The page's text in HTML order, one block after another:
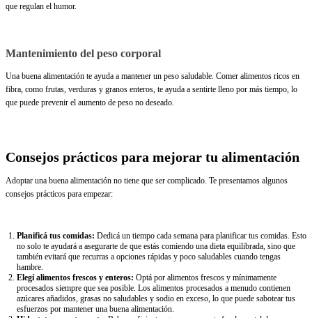
que regulan el humor.
Mantenimiento del peso corporal
Una buena alimentación te ayuda a mantener un peso saludable. Comer alimentos ricos en
fibra, como frutas, verduras y granos enteros, te ayuda a sentirte lleno por más tiempo, lo
que puede prevenir el aumento de peso no deseado.
Consejos prácticos para mejorar tu alimentación
Adoptar una buena alimentación no tiene que ser complicado. Te presentamos algunos
consejos prácticos para empezar:
Planificá tus comidas: Dedicá un tiempo cada semana para planificar tus comidas. Esto
no solo te ayudará a asegurarte de que estás comiendo una dieta equilibrada, sino que
también evitará que recurras a opciones rápidas y poco saludables cuando tengas
hambre.
Elegí alimentos frescos y enteros: Optá por alimentos frescos y mínimamente
procesados siempre que sea posible. Los alimentos procesados a menudo contienen
azúcares añadidos, grasas no saludables y sodio en exceso, lo que puede sabotear tus
esfuerzos por mantener una buena alimentación.